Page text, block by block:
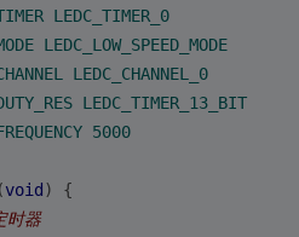
LEDC_TIMER_0
LEDC_LOW_SPEED_MODE
LEDC_CHANNEL_0
LEDC_TIMER_13_BIT
5000
(void )
{
器